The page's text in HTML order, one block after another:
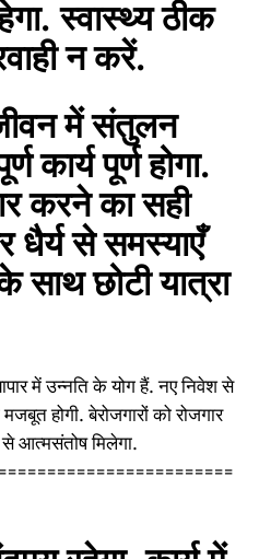
स्वास्थ्य ठीक
न करें.
में संतुलन
कार्य पूर्ण होगा.
करने का सही
से समस्याएँ
साथ छोटी यात्रा
में उन्नति के योग हैं. नए निवेश से
होगी. बेरोजगारों को रोजगार
आत्मसंतोष मिलेगा.